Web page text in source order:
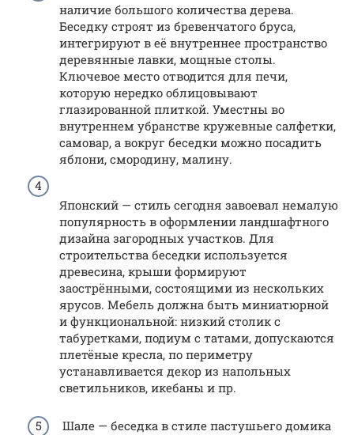
наличие большого количества дерева.
Беседку строят из бревенчатого бруса,
интегрируют в её внутреннее пространство
деревянные лавки, мощные столы.
Ключевое место отводится для печи,
которую нередко облицовывают
глазированной плиткой. Уместны во
внутреннем убранстве кружевные салфетки,
самовар, а вокруг беседки можно посадить
яблони, смородину, малину.
Японский — стиль сегодня завоевал немалую
популярность в оформлении ландшафтного
дизайна загородных участков. Для
строительства беседки используется
древесина, крыши формируют
заострёнными, состоящими из нескольких
ярусов. Мебель должна быть миниатюрной
и функциональной: низкий столик с
табуретками, подиум с татами, допускаются
плетёные кресла, по периметру
устанавливается декор из напольных
светильников, икебаны и пр.
Шале — беседка в стиле пастушьего домика